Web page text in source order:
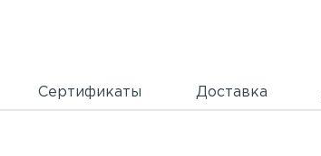
Сертификаты Доставка